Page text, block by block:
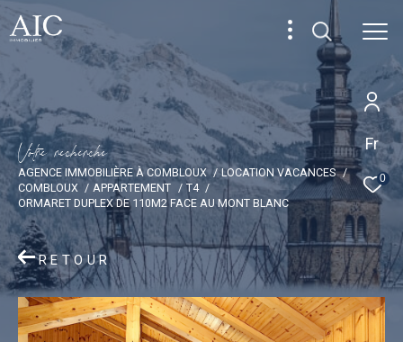
Fr
0
Votre recherche
AGENCE IMMOBILIÈRE À COMBLOUX
LOCATION VACANCES
COMBLOUX
APPARTEMENT
T4
ORMARET DUPLEX DE 110M2 FACE AU MONT BLANC
RETOUR